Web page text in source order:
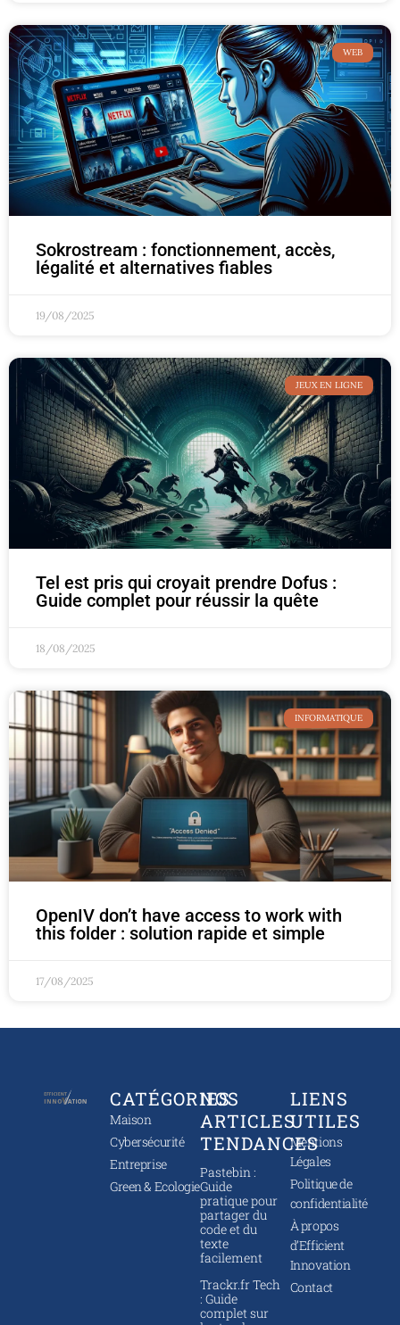
WEB
Sokrostream : fonctionnement, accès,
légalité et alternatives fiables
19/08/2025
JEUX EN LIGNE
Tel est pris qui croyait prendre Dofus :
Guide complet pour réussir la quête
18/08/2025
INFORMATIQUE
OpenIV don’t have access to work with
this folder : solution rapide et simple
17/08/2025
CATÉGORIES
Maison
Cybersécurité
Entreprise
Green & Ecologie
NOS
ARTICLES
TENDANCES
Pastebin :
Guide
pratique pour
partager du
code et du
texte
facilement
Trackr.fr Tech
: Guide
complet sur
LIENS
UTILES
Mentions
Légales
Politique de
confidentialité
À propos
d’Efficient
Innovation
Contact